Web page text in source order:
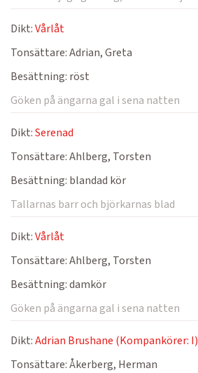
Dikt:Vårlåt
Tonsättare:Adrian, Greta
Besättning: röst
Göken på ängarna gal i sena natten
Dikt:Serenad
Tonsättare:Ahlberg, Torsten
Besättning: blandad kör
Tallarnas barr och björkarnas blad
Dikt:Vårlåt
Tonsättare:Ahlberg, Torsten
Besättning:damkör
Göken på ängarna gal i sena natten
Dikt:Adrian Brushane (Kompankörer: I)
Tonsättare:Åkerberg, Herman